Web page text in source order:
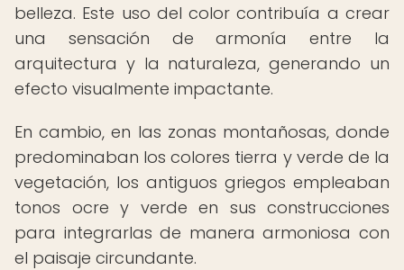
belleza. Este uso del color contribuía a crear
una sensación de armonía entre la
arquitectura y la naturaleza, generando un
efecto visualmente impactante.
En cambio, en las zonas montañosas, donde
predominaban los colores tierra y verde de la
vegetación, los antiguos griegos empleaban
tonos ocre y verde en sus construcciones
para integrarlas de manera armoniosa con
el paisaje circundante.